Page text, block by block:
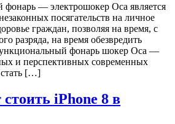
— электрошокер Оса является
посягательств на личное
граждан, позволяя на время, с
разряда, на время обезвредить
фонарь шокер Оса —
и перспективных современных
стать […]
iPhone 8 в